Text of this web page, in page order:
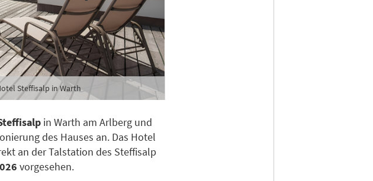
Steffisalp in Warth
in Warth am Arlberg und
des Hauses an. Das Hotel
an der Talstation des Steffisalp
vorgesehen.